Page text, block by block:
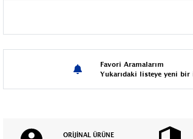
Favori Aramalarım
Yukarıdaki listeye yeni
ORİJİNAL ÜRÜNE